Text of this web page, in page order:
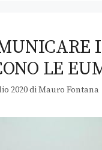
LE
2020diMauro Fontana